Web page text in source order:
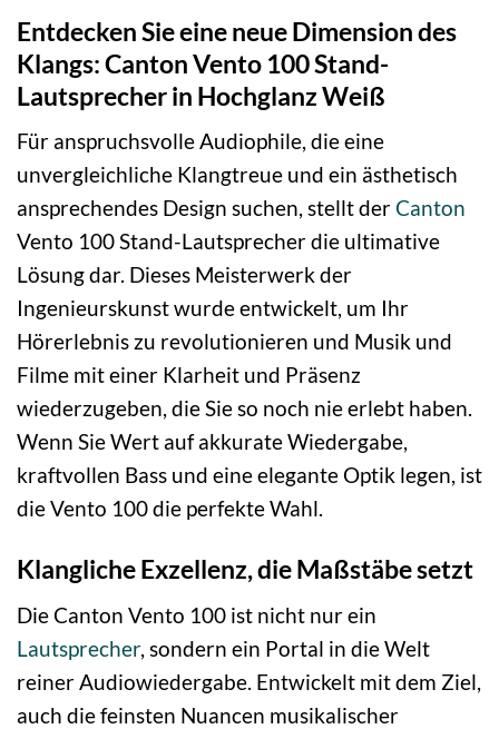
Entdecken Sie eine neue Dimension des
Klangs: Canton Vento 100 Stand-
Lautsprecher in Hochglanz Weiß
Für anspruchsvolle Audiophile, die eine
unvergleichliche Klangtreue und ein ästhetisch
ansprechendes Design suchen, stellt derCanton
Vento 100 Stand-Lautsprecher die ultimative
Lösung dar. Dieses Meisterwerk der
Ingenieurskunst wurde entwickelt, um Ihr
Hörerlebnis zu revolutionieren und Musik und
Filme mit einer Klarheit und Präsenz
wiederzugeben, die Sie so noch nie erlebt haben.
Wenn Sie Wert auf akkurate Wiedergabe,
kraftvollen Bass und eine elegante Optik legen, ist
die Vento 100 die perfekte Wahl.
Klangliche Exzellenz, die Maßstäbe setzt
Die Canton Vento 100 ist nicht nur ein
Lautsprecher, sondern ein Portal in die Welt
reiner Audiowiedergabe. Entwickelt mit dem Ziel,
auch die feinsten Nuancen musikalischer